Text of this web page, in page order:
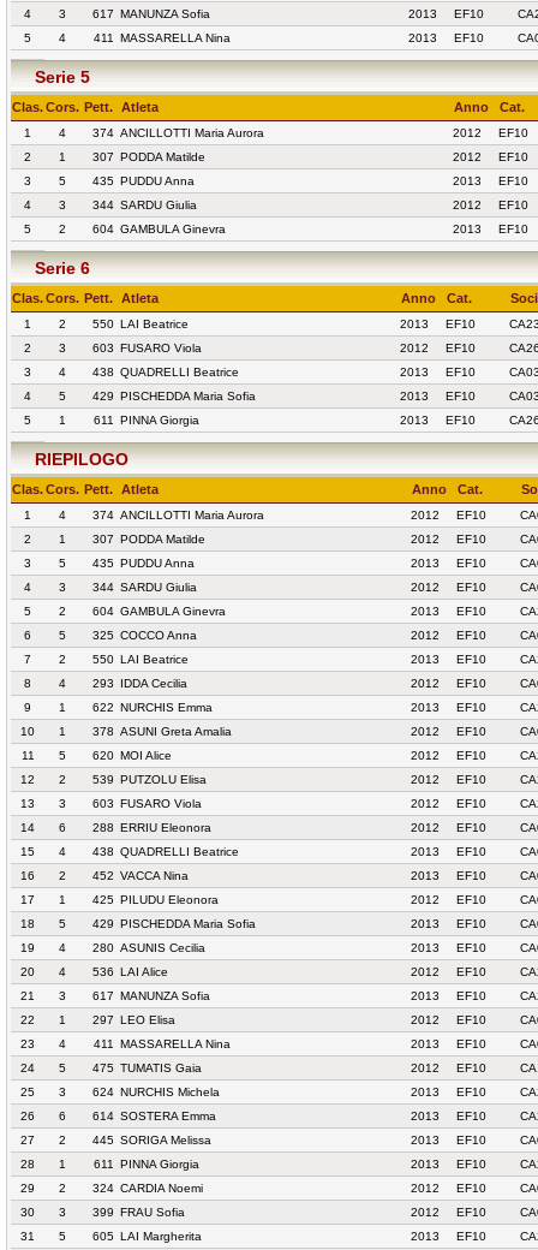
4
3 617 MANUNZA Sofia 2013 EF10
5
4 411 MASSARELLA Nina 2013 EF10
Serie 5
Clas.Cors. Pett. Atleta Anno Cat.
1 4 374 ANCILLOTTI Maria Aurora 2012
EF10
2
1 307 PODDA Matilde 2012
EF10
3
5 435 PUDDU Anna 2013
EF10
4
3 344 SARDU Giulia 2012
EF10
5
2 604 GAMBULA Ginevra 2013 EF10
Serie 6
Clas.Cors. Pett. Atleta Anno Cat.
1 2 550 LAI Beatrice 2013 EF10
2
3 603 FUSARO Viola 2012 EF10
3
4 438 QUADRELLI Beatrice 2013 EF10
4
5 429 PISCHEDDA Maria Sofia 2013 EF10
5
1 611 PINNA Giorgia 2013 EF10
RIEPILOGO
Clas.Cors. Pett. Atleta Anno Cat.
1 4 374 ANCILLOTTI Maria Aurora 2012 EF10
2
1 307 PODDA Matilde 2012 EF10
3
5 435 PUDDU Anna 2013 EF10
4
3 344 SARDU Giulia 2012 EF10
5
2 604 GAMBULA Ginevra 2013 EF10
6
5 325 COCCO Anna 2012 EF10
7
2 550 LAI Beatrice 2013 EF10
8
4 293 IDDA Cecilia 2012 EF10
9
1 622 NURCHIS Emma 2013 EF10
10
1 378 ASUNI Greta Amalia 2012 EF10
11
5 620 MOI Alice 2012 EF10
12
2 539 PUTZOLU Elisa 2012 EF10
13
3 603 FUSARO Viola 2012 EF10
14
6 288 ERRIU Eleonora 2012 EF10
15
4 438 QUADRELLI Beatrice 2013 EF10
16
2 452 VACCA Nina 2013 EF10
17
1 425 PILUDU Eleonora 2012 EF10
18
5 429 PISCHEDDA Maria Sofia 2013 EF10
19
4 280 ASUNIS Cecilia 2013 EF10
20
4 536 LAI Alice 2012 EF10
21
3 617 MANUNZA Sofia 2013 EF10
22
1 297 LEO Elisa 2012 EF10
23
4 411 MASSARELLA Nina 2013 EF10
24
5 475 TUMATIS Gaia 2012 EF10
25
3 624 NURCHIS Michela 2013 EF10
26
6 614 SOSTERA Emma 2013 EF10
27
2 445 SORIGA Melissa 2013 EF10
28
1 611 PINNA Giorgia 2013 EF10
29
2 324 CARDIA Noemi 2012 EF10
30
3 399 FRAU Sofia 2012 EF10
31
5 605 LAI Margherita 2013 EF10